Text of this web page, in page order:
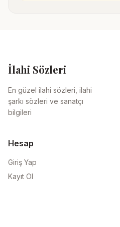
İlahi Sözleri
En güzel ilahi sözleri, ilahi
şarkı sözleri ve sanatçı
bilgileri
Hesap
Giriş Yap
Kayıt Ol